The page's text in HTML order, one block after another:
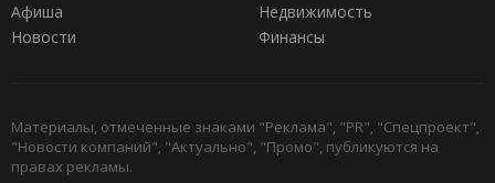
Афиша
Недвижимость
Новости
Финансы
Материалы, отмеченные знаками "Реклама", "PR", "Спецпроект",
"Новости компаний", "Актуально", "Промо", публикуются на
правах рекламы.